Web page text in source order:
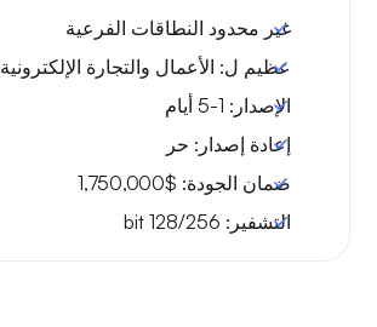
غير محدود النطاقات الفرعية
عظيم ل: الأعمال والتجارة الإلكترونية
الإصدار:
إعادة إصدار: حر
ضمان الجودة: $1,750,000
التشفير: 128/256 bit